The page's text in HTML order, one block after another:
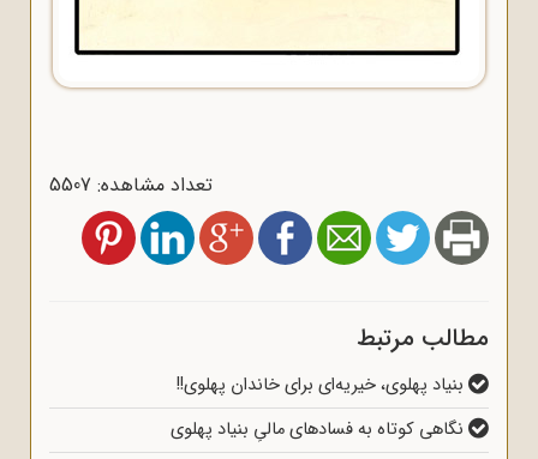
تعداد مشاهده: 5507
مطالب مرتبط
بنیاد پهلوی، خیریه‌ای برای خاندان پهلوی!!
نگاهی کوتاه به فسادهای مالیِ بنیاد پهلوی